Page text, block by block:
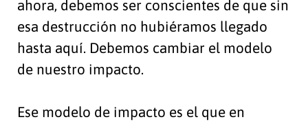
ahora, debemos ser conscientes de que sin
esa destrucción no hubiéramos llegado
hasta aquí. Debemos cambiar el modelo
de nuestro impacto.
Ese modelo de impacto es el que en